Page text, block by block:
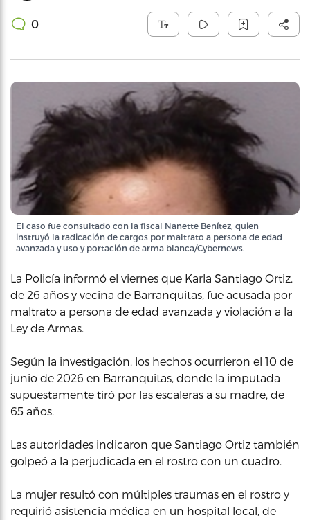
0
El caso fue consultado con la fiscal Nanette Benítez, quien
instruyó la radicación de cargos por maltrato a persona de edad
avanzada y uso y portación de arma blanca/Cybernews.
La Policía informó el viernes que Karla Santiago Ortiz,
de 26 años y vecina de Barranquitas, fue acusada por
maltrato a persona de edad avanzada y violación a la
Ley de Armas.
Según la investigación, los hechos ocurrieron el 10 de
junio de 2026 en Barranquitas, donde la imputada
supuestamente tiró por las escaleras a su madre, de
65 años.
Las autoridades indicaron que Santiago Ortiz también
golpeó a la perjudicada en el rostro con un cuadro.
La mujer resultó con múltiples traumas en el rostro y
requirió asistencia médica en un hospital local, de